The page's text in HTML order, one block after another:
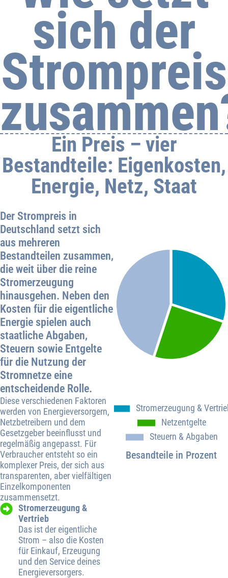
sich der
Strompreis
Ein Preis – vier
Bestandteile: Eigenkosten,
Energie, Netz, Staat
Der Strompreis in
Deutschland setzt sich
aus mehreren
Bestandteilen zusammen,
die weit über die reine
Stromerzeugung
hinausgehen. Neben den
Kosten für die eigentliche
Energie spielen auch
staatliche Abgaben,
Steuern sowie Entgelte
für die Nutzung der
Stromnetze eine
entscheidende Rolle.
Diese verschiedenen Faktoren
werden von Energieversorgern,
Netzbetreibern und dem
Gesetzgeber beeinflusst und
regelmäßig angepasst. Für
Verbraucher entsteht so ein
komplexer Preis, der sich aus
transparenten, aber vielfältigen
Einzelkomponenten
zusammensetzt.
Stromerzeugung &
Vertrieb
Das ist der eigentliche
Strom – also die Kosten
für Einkauf, Erzeugung
und den Service deines
Energieversorgers.
Besandteile in Prozent